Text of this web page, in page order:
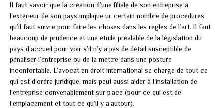
Il faut savoir que la création d’une filiale de son entreprise à
l’extérieur de son pays implique un certain nombre de procédures
qu’il faut suivre pour faire les choses dans les règles de l’art. Il faut
beaucoup de prudence et une étude préalable de la législation du
pays d’accueil pour voir s’il n’y a pas de détail susceptible de
pénaliser l’entreprise ou de la mettre dans une posture
inconfortable. L’avocat en droit international se charge de tout ce
qui est d’ordre juridique, mais peut aussi aider à l’installation de
l’entreprise convenablement sur place (pour ce qui est de
l’emplacement et tout ce qu’il y a autour).